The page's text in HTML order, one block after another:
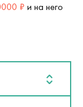
₽ и на него